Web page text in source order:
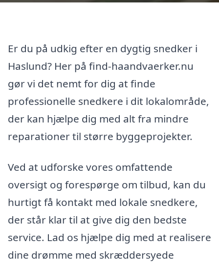
Er du på udkig efter en dygtig snedker i
Haslund? Her på find-haandvaerker.nu
gør vi det nemt for dig at finde
professionelle snedkere i dit lokalområde,
der kan hjælpe dig med alt fra mindre
reparationer til større byggeprojekter.
Ved at udforske vores omfattende
oversigt og forespørge om tilbud, kan du
hurtigt få kontakt med lokale snedkere,
der står klar til at give dig den bedste
service. Lad os hjælpe dig med at realisere
dine drømme med skræddersyede